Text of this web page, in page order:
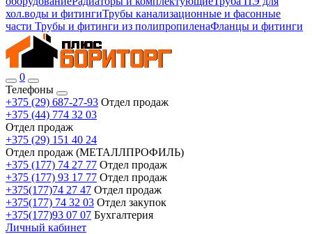
хол.воды и фитингиТрубы канализационные и фасонные
части Трубы и фитинги из полипропиленаФланцы и фитинги
0
Телефоны
+375 (29) 687-27-93 Отдел продаж
+375 (44) 774 32 03
Отдел продаж
+375 (29) 151 40 24
Отдел продаж (МЕТАЛЛПРОФИЛЬ)
+375 (177) 74 27 77 Отдел продаж
+375 (177) 93 17 77 Отдел продаж
+375(177)74 27 47 Отдел продаж
+375(177) 74 32 03 Отдел закупок
+375(177)93 07 07 Бухгалтерия
Личный кабинет